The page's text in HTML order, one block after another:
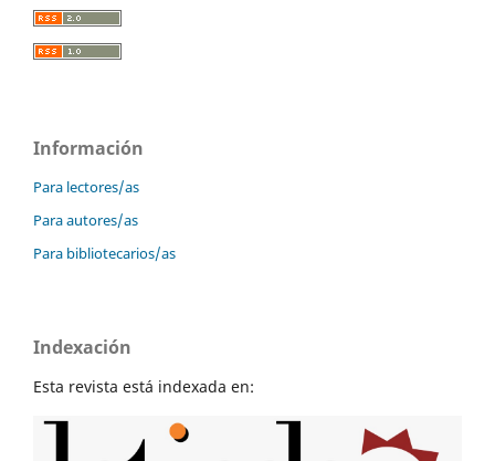
Información
Para lectores/as
Para autores/as
Para bibliotecarios/as
Indexación
Esta revista está indexada en: